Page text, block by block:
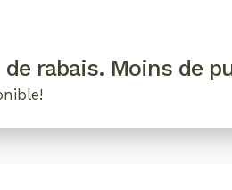
rabais. Moins de